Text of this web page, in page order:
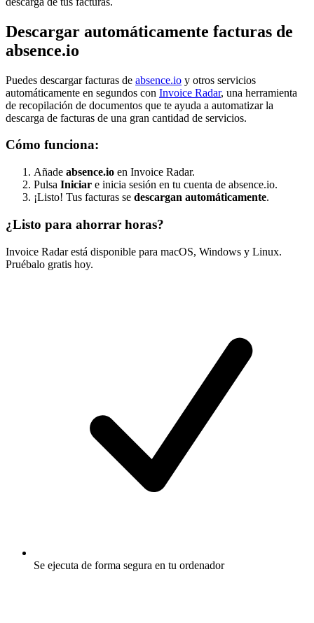
Descargar automáticamente facturas de
absence.io
Puedes descargar facturas de absence.io y otros servicios
automáticamente en segundos con Invoice Radar, una herramienta
de recopilación de documentos que te ayuda a automatizar la
descarga de facturas de una gran cantidad de servicios.
Cómo funciona:
Añade absence.io en Invoice Radar.
Pulsa Iniciar e inicia sesión en tu cuenta de absence.io.
¡Listo! Tus facturas se descargan automáticamente.
¿Listo para ahorrar horas?
Invoice Radar está disponible para macOS, Windows y Linux.
Pruébalo gratis hoy.
Se ejecuta de forma segura en tu ordenador